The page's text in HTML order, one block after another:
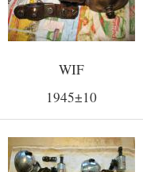
WIF
1945±10